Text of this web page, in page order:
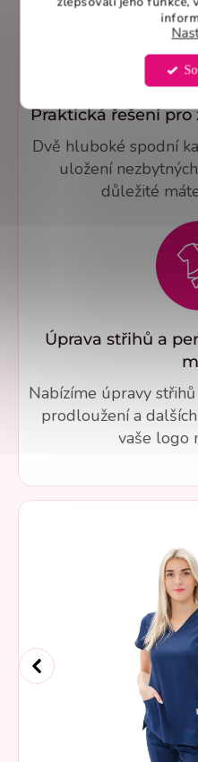
Praktická řešení pro
Dvě hluboké spodní
uložení
důležité
Úprava střihů a
Nabízíme úpravy
prodloužení a
vaše logo